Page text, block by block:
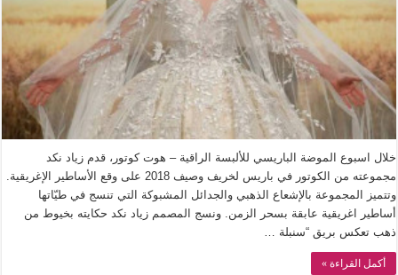
خلال اسبوع الموضة الباريسي للألبسة الراقية – هوت كوتور، قدم زياد نكد
مجموعته من الكوتور في باريس لخريف وصيف 2018 على وقع الأساطير الإغريقية.
وتتميز المجموعة بالإشعاع الذهبي والجدائل المشبوكة التي تنسج في طيّاتها
أساطير اغريقية عابقة بسحر الزمن. ونسج المصمم زياد نكد حكايته بخيوط من
ذهب تعكس بريق “سنبلة …
أكمل القراءة »